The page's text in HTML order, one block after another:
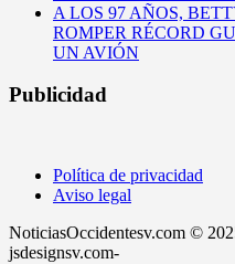
A LOS 97 AÑOS,
ROMPER RÉCORD
UN AVIÓN
Publicidad
Política de privacidad
Aviso legal
NoticiasOccidentesv.com ©
jsdesignsv.com-